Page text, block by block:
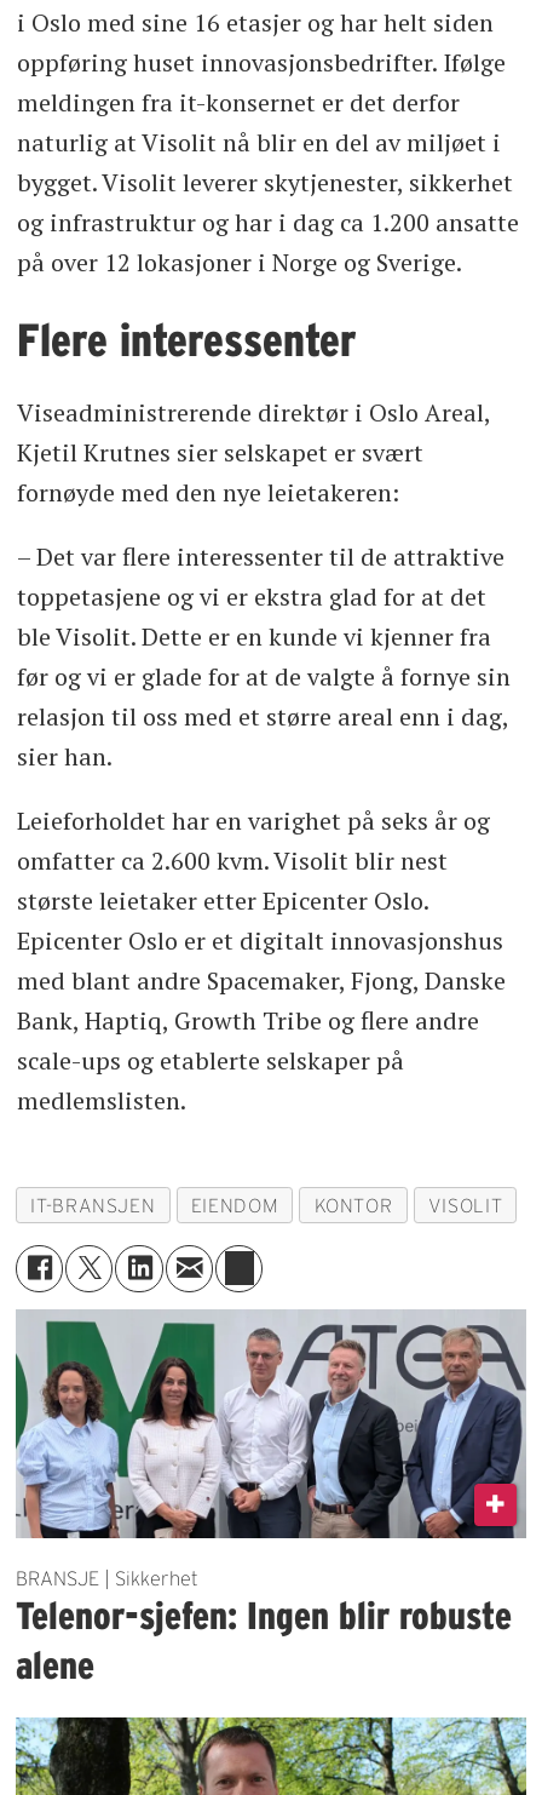
i Oslo med sine 16 etasjer og har helt siden
oppføring huset innovasjonsbedrifter. Ifølge
meldingen fra it-konsernet er det derfor
naturlig at Visolit nå blir en del av miljøet i
bygget. Visolit leverer skytjenester, sikkerhet
og infrastruktur og har i dag ca 1.200 ansatte
på over 12 lokasjoner i Norge og Sverige.
Flere interessenter
Viseadministrerende direktør i Oslo Areal,
Kjetil Krutnes sier selskapet er svært
fornøyde med den nye leietakeren:
– Det var flere interessenter til de attraktive
toppetasjene og vi er ekstra glad for at det
ble Visolit. Dette er en kunde vi kjenner fra
før og vi er glade for at de valgte å fornye sin
relasjon til oss med et større areal enn i dag,
sier han.
Leieforholdet har en varighet på seks år og
omfatter ca 2.600 kvm. Visolit blir nest
største leietaker etter Epicenter Oslo.
Epicenter Oslo er et digitalt innovasjonshus
med blant andre Spacemaker, Fjong, Danske
Bank, Haptiq, Growth Tribe og flere andre
scale-ups og etablerte selskaper på
medlemslisten.
IT-BRANSJEN EIENDOM KONTOR VISOLIT
BRANSJE | Sikkerhet
Telenor-sjefen: Ingen blir robuste
alene